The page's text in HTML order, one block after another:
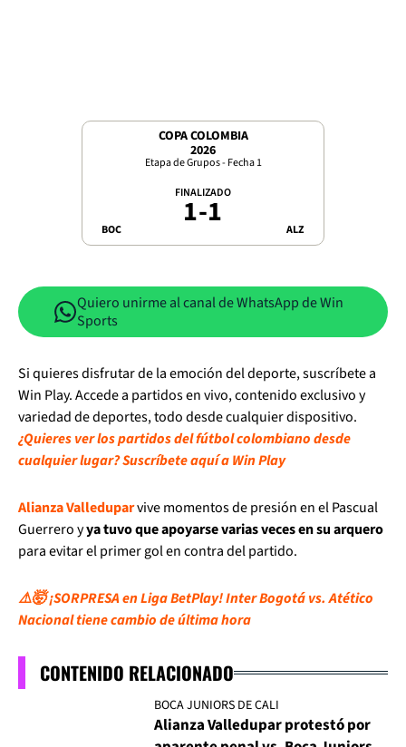
COPA COLOMBIA
2026
Etapa de Grupos - Fecha 1
BOC
FINALIZADO
1-1 ALZ
Quiero unirme al canal de WhatsApp de Win
Sports
Si quieres disfrutar de la emoción del deporte, suscríbete a
Win Play. Accede a partidos en vivo, contenido exclusivo y
variedad de deportes, todo desde cualquier dispositivo.
¿Quieres ver los partidos del fútbol colombiano desde
cualquier lugar? Suscríbete aquí a Win Play
Alianza Valleduparvive momentos de presión en el Pascual
Guerrero yya tuvo que apoyarse varias veces en su arquero
para evitar el primer gol en contra del partido.
⚠️🤯 ¡SORPRESA en Liga BetPlay! Inter Bogotá vs. Atético
Nacional tiene cambio de última hora
CONTENIDO RELACIONADO
BOCA JUNIORS DE CALI
Alianza Valledupar protestó por